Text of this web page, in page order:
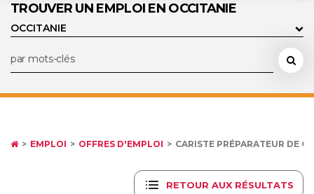
TROUVER UN EMPLOI EN OCCITANIE
EMPLOI OFFRES D'EMPLOI CARISTE PRÉPARATEUR DE
RETOUR AUX RÉSULTATS